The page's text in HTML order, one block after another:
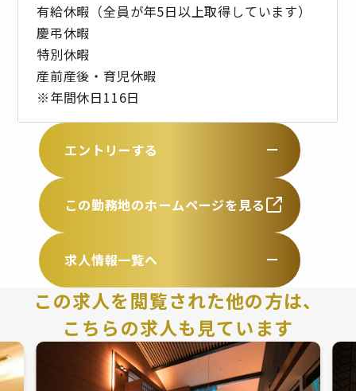
有給休暇（全員が年5日以上取得しています）
慶弔休暇
特別休暇
産前産後・育児休暇
※年間休日116日
エントリーする
この勤務地のホームページを見る
求人情報一覧へ
この求人を閲覧された他の方は、
こちらの求人も見ています